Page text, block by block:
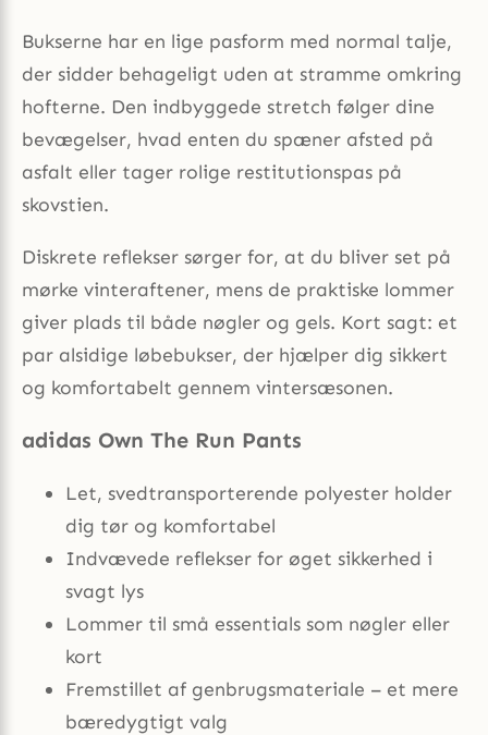
Bukserne har en lige pasform med normal talje,
der sidder behageligt uden at stramme omkring
hofterne. Den indbyggede stretch følger dine
bevægelser, hvad enten du spæner afsted på
asfalt eller tager rolige restitutionspas på
skovstien.
Diskrete reflekser sørger for, at du bliver set på
mørke vinteraftener, mens de praktiske lommer
giver plads til både nøgler og gels. Kort sagt: et
par alsidige løbebukser, der hjælper dig sikkert
og komfortabelt gennem vintersæsonen.
adidas Own The Run Pants
Let, svedtransporterende polyester holder
dig tør og komfortabel
Indvævede reflekser for øget sikkerhed i
svagt lys
Lommer til små essentials som nøgler eller
kort
Fremstillet af genbrugsmateriale – et mere
bæredygtigt valg